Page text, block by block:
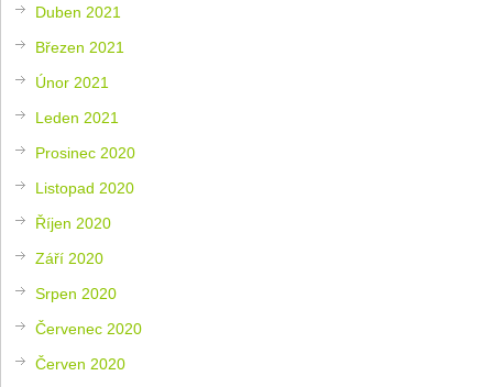
Duben 2021
Březen 2021
Únor 2021
Leden 2021
Prosinec 2020
Listopad 2020
Říjen 2020
Září 2020
Srpen 2020
Červenec 2020
Červen 2020